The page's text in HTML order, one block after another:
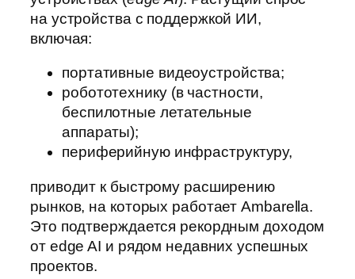
на устройства с поддержкой ИИ,
включая:
портативные видеоустройства;
робототехнику (в частности,
беспилотные летательные
аппараты);
периферийную инфраструктуру,
приводит к быстрому расширению
рынков, на которых работает Ambarella.
Это подтверждается рекордным доходом
от edge AI и рядом недавних успешных
проектов.